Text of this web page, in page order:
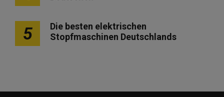
5
Die besten elektrischen
Stopfmaschinen Deutschlands